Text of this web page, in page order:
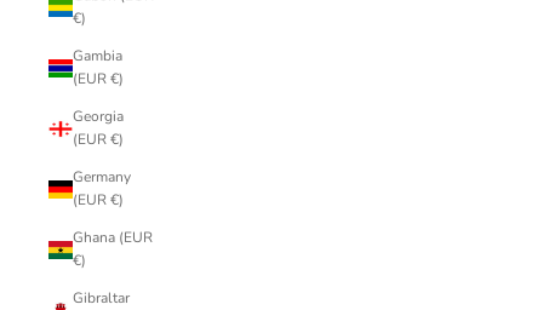
€)
Gambia
(EUR €)
Georgia
(EUR €)
Germany
(EUR €)
Ghana (EUR
€)
Gibraltar